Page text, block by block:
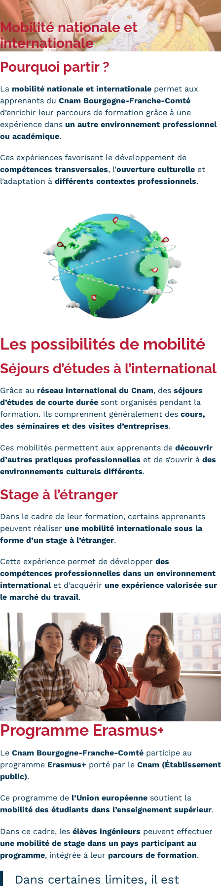
Carte lieux et centres Cnam en
BFC
Nos centres administratifs
Quoi de neuf au Cnam BFC?
Actualités
Agenda
Revue de presse
Contact
Contacts services
Trouver votre formation
OFFRE EN BFC
OFFRE NATIONALE
Catalogue national
Équivalences, passerelles et
suites de parcours
Alternance
Enseignement à distance
Validation des Acquis de
l'Expérience (VAE)
supérieures (VES)
Validation des acquis
professionnels et personnels
(VAPP)
Infos pratiques
Discrimination/égalité/mixité
Handi'Cnam
Témoignages
Statistiques
FAQ
Lexique
Téléchargements
Qualiopi
Mobilité internationale et
Règlement intérieur
Modalités d'inscription
Mobilité nationale et
internationale
Pourquoi partir ?
La mobilité nationale et internationale permet aux
apprenants du Cnam Bourgogne-Franche-Comté
d’enrichir leur parcours de formation grâce à une
expérience dans un autre environnement professionnel
ou académique.
Ces expériences favorisent le développement de
compétences transversales, l’ouverture culturelle et
l’adaptation à différents contextes professionnels.
Les possibilités de mobilité
Séjours d’études à l’international
Grâce au réseau international du Cnam, des séjours
d’études de courte durée sont organisés pendant la
formation. Ils comprennent généralement des cours,
des séminaires et des visites d’entreprises.
Ces mobilités permettent aux apprenants de découvrir
d’autres pratiques professionnelles et de s’ouvrir à des
environnements culturels différents.
Stage à l’étranger
Dans le cadre de leur formation, certains apprenants
peuvent réaliser une mobilité internationale sous la
forme d’un stage à l’étranger.
Cette expérience permet de développer des
compétences professionnelles dans un environnement
internationalet d’acquérir une expérience valorisée sur
le marché du travail.
Programme Erasmus+
Le Cnam Bourgogne-Franche-Comté participe au
programme Erasmus+ porté par le Cnam (Établissement
public).
Ce programme de l’Union européenne soutient la
mobilité des étudiants dans l’enseignement supérieur.
Dans ce cadre, les élèves ingénieurs peuvent effectuer
une mobilité de stage dans un pays participant au
programme, intégrée à leur parcours de formation.
Dans certaines limites, il est